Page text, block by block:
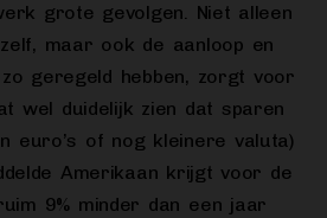
grote gevolgen. Niet alleen
maar ook de aanloop en
geregeld hebben, zorgt voor
wel duidelijk zien dat sparen
euro’s of nog kleinere valuta)
Amerikaan krijgt voor de
9% minder dan een jaar